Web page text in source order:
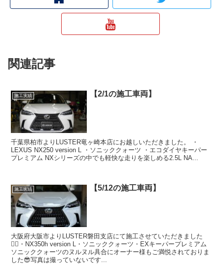
関連記事
施工実績 【2/1の施工車両】
千葉県柏市よりLUSTER竜ヶ崎本店にお越しいただきました。 ・
LEXUS NX250 version L ・ソニッククォーツ ・エコダイヤキーパー
プレミアム NXシリーズの中でも軽快な走りを楽しめる2.5L NA...
施工実績 【5/12の施工車両】
大阪府大阪市よりLUSTER磐田支店にて施工させていただきました
🙇‍♂️・NX350h version L・ソニッククォーツ・EXキーパープレミアム
ソニッククォーツのヌルヌル具合にオーナー様もご満悦されておりま
した😎写真は撮っていないです...